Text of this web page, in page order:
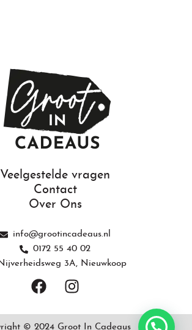
Veelgestelde vragen
Contact
Over Ons
info@grootincadeaus.nl
0172 55 40 02
Nijverheidsweg 3A, Nieuwkoop
F
a
e
I
n
t
© 2024 Groot In Cadeaus